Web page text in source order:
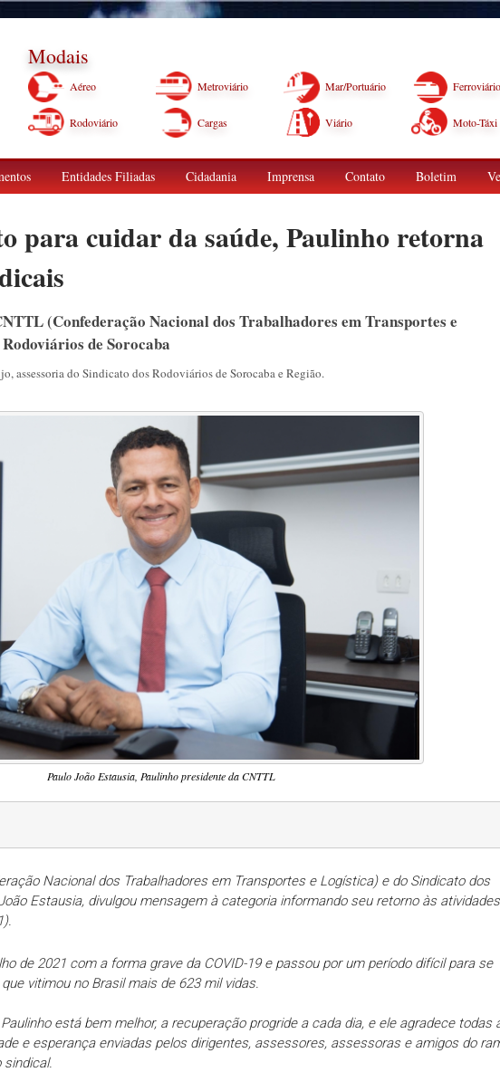
Modais
Aéreo Metroviário Mar/Portuário Ferroviário
Rodoviário Cargas Viário Moto-Táxi
Entidades Filiadas Cidadania Imprensa Contato Boletim
para cuidar da saúde, Paulinho retorna
(Confederação Nacional dos Trabalhadores em Transportes e
de Sorocaba
assessoria do Sindicato dos Rodoviários de Sorocaba e Região.
Paulo João Estausia, Paulinho presidente da CNTTL
Nacional dos Trabalhadores em Transportes e Logística) e do Sindicato dos
Estausia, divulgou mensagem à categoria informando seu retorno às atividades
de 2021 com a forma grave da COVID-19 e passou por um período difícil para se
vitimou no Brasil mais de 623 mil vidas.
está bem melhor, a recuperação progride a cada dia, e ele agradece todas
e esperança enviadas pelos dirigentes, assessores, assessoras e amigos do